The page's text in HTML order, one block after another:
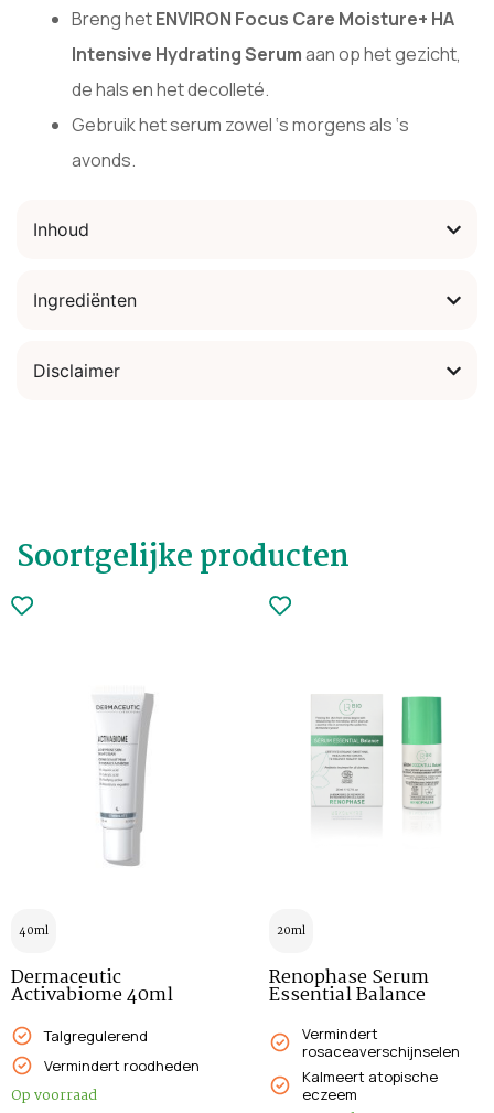
Breng hetENVIRON Focus Care Moisture+ HA
Intensive Hydrating Serumaan op het gezicht,
de hals en het decolleté.
Gebruik het serum zowel ‘s morgens als ‘s
avonds.
Inhoud
Ingrediënten
Disclaimer
Soortgelijke producten
40ml
Dermaceutic
Activabiome 40ml
Talgregulerend
Vermindert roodheden
Op voorraad
20ml
Renophase Serum
Essential Balance
Vermindert
rosaceaverschijnselen
Kalmeert atopische
eczeem